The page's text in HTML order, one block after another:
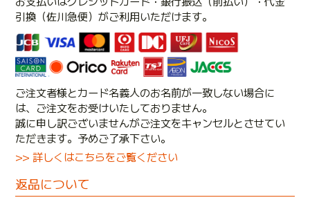
引換（佐川急便）がご利用いただけます。
ご注文者様とカード名義人のお名前が一致しない場合に
は、ご注文をお受けいたしておりません。
誠に申し訳ございませんがご注文をキャンセルとさせてい
ただきます。予めご了承下さい。
>> 詳しくはこちらをご覧ください
返品について